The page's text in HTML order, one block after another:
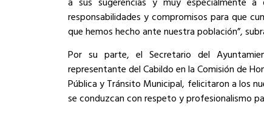
responsabilidades y compromisos para que
que hemos hecho ante nuestra población”,
Por su parte, el Secretario del
representante del Cabildo en la Comisión de
Pública y Tránsito Municipal, felicitaron a los
se conduzcan con respeto y profesionalismo